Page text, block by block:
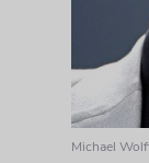
Michael